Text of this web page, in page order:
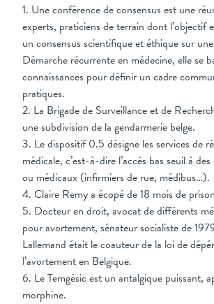
1. Une conférence de consensus est une
experts, praticiens de terrain dont l’objectif
un consensus scientifique et éthique sur
Démarche récurrente en médecine, elle se
connaissances pour définir un cadre
pratiques.
2. La Brigade de Surveillance et de
une subdivision de la gendarmerie belge.
3. Le dispositif 0.5 désigne les services de
médicale, c’est-à-dire l’accès bas seuil à
ou médicaux (infirmiers de rue, médibus…).
4. Claire Remy a écopé de 18 mois de
5. Docteur en droit, avocat de différents
pour avortement, sénateur socialiste de
Lallemand était le coauteur de la loi de
l’avortement en Belgique.
6. Le Temgésic est un antalgique puissant,
morphine.